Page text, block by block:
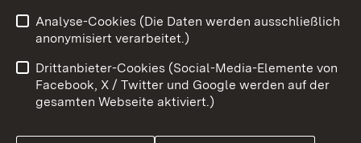
Benutzungshinweise
Barrierefreiheit
Datenschutz
Cookies
Analyse-Cookies (Die Daten werden ausschließlich
anonymisiert verarbeitet.)
Drittanbieter-Cookies (Social-Media-Elemente von
Facebook, X / Twitter und Google werden auf der
gesamten Webseite aktiviert.)